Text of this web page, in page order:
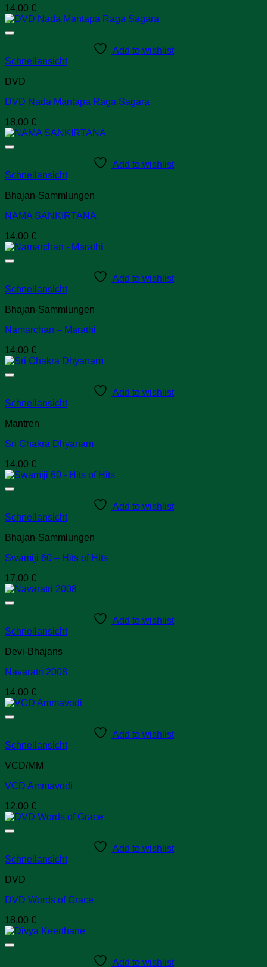
14,00 €
Add to wishlist
Schnellansicht
DVD
DVD Nada Mantapa Raga Sagara
18,00 €
Add to wishlist
Schnellansicht
Bhajan-Sammlungen
NAMA SANKIRTANA
14,00 €
Add to wishlist
Schnellansicht
Bhajan-Sammlungen
Namarchan – Marathi
14,00 €
Add to wishlist
Schnellansicht
Mantren
Sri Chakra Dhyanam
14,00 €
Add to wishlist
Schnellansicht
Bhajan-Sammlungen
Swamiji 60 – Hits of Hits
17,00 €
Add to wishlist
Schnellansicht
Devi-Bhajans
Navaratri 2008
14,00 €
Add to wishlist
Schnellansicht
VCD/MM
VCD Ammavodi
12,00 €
Add to wishlist
Schnellansicht
DVD
DVD Words of Grace
18,00 €
Add to wishlist